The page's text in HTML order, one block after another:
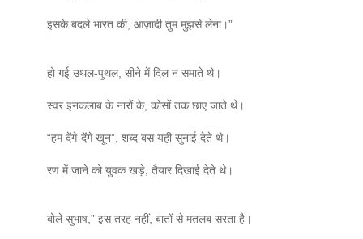
इसके बदले भारत की, आज़ादी तुम मुझसे लेना।”
हो गई उथल-पुथल, सीने में दिल न समाते थे।
स्‍वर इनकलाब के नारों के, कोसों तक छाए जाते थे।
“हम देंगे-देंगे खून”, शब्‍द बस यही सुनाई देते थे।
रण में जाने को युवक खड़े, तैयार दिखाई देते थे।
बोले सुभाष,” इस तरह नहीं, बातों से मतलब सरता है।